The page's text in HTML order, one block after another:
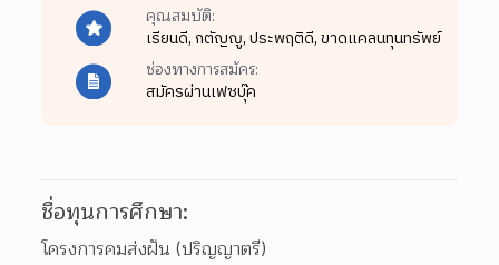
คุณสมบัติ:
เรียนดี,กตัญญู,ประพฤติดี,ขาดแคลนทุนทรัพย์
ช่องทางการสมัคร:
สมัครผ่านเฟซบุ๊ค
ชื่อทุนการศึกษา:
โครงการคมส่งฝัน (ปริญญาตรี)